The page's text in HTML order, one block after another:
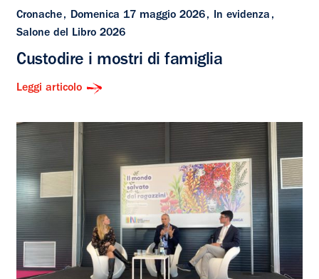
Cronache Domenica 17 maggio 2026
In evidenza
Salone del Libro 2026
Custodire i mostri di famiglia
Leggi articolo